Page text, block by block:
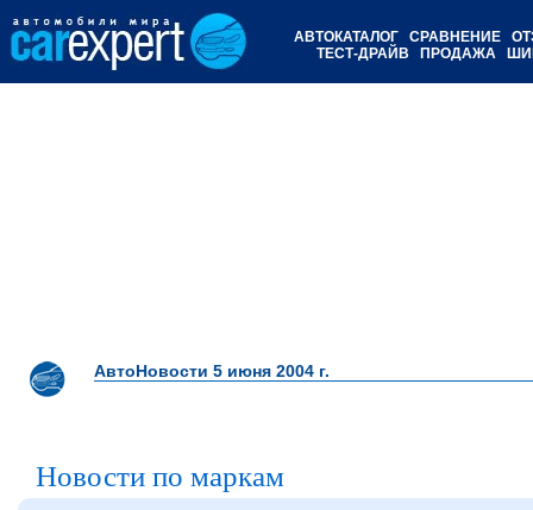
АВТОКАТАЛОГ СРАВНЕНИЕ
ТЕСТ-ДРАЙВ
ПРОДАЖА
АвтоНовости 5 июня 2004 г.
Новости по маркам